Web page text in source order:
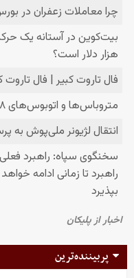
پربیننده‌ترین